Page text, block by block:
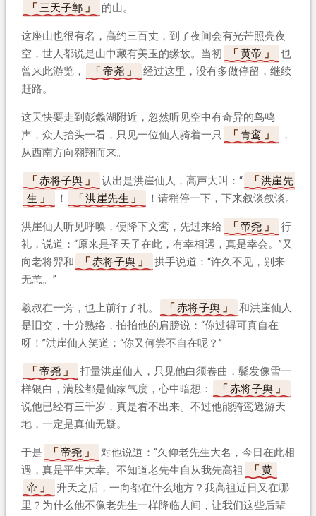
三天子鄣
的山。
这座山也很有名，高约三百丈，到了夜间会有光芒照亮夜
空，世人都说是山中藏有美玉的缘故。当初
黄帝
也
曾来此游览，
帝尧
经过这里，没有多做停留，继续
赶路。
这天快要走到彭蠡湖附近，忽然听见空中有奇异的鸟鸣
声，众人抬头一看，只见一位仙人骑着一只
青鸾
，
从西南方向翱翔而来。
赤将子舆 认出是洪崖仙人，高声大叫：“
洪崖先
生
！ 洪崖先生 ！请稍停一下，下来叙谈叙谈。”
洪崖仙人听见呼唤，便降下文鸾，先过来给 帝尧
行
礼，说道：“原来是圣天子在此，有幸相遇，真是幸会。”又
向老将羿和
赤将子舆
拱手说道：“许久不见，别来
无恙。”
羲叔在一旁，也上前行了礼。 赤将子舆
和洪崖仙人
是旧交，十分熟络，拍拍他的肩膀说：“你过得可真自在
呀！”洪崖仙人笑道：“你又何尝不自在呢？”
帝尧
打量洪崖仙人，只见他白须卷曲，鬓发像雪一
样银白，满脸都是仙家气度，心中暗想：
赤将子舆
说他已经有三千岁，真是看不出来。不过他能骑鸾遨游天
地，一定是真仙无疑。
于是 帝尧
对他说道：“久仰老先生大名，今日在此相
遇，真是平生大幸。不知道老先生自从我先高祖
黄
帝
升天之后，一向都在什么地方？我高祖近日又在哪
里？为什么他不像老先生一样降临人间，让我们这些后辈